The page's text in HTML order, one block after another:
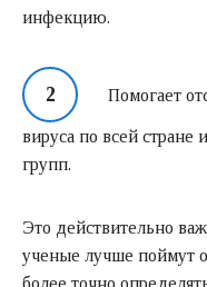
инфекцию.
Помогает
вируса по всей стране
групп.
Это действительно
ученые лучше поймут
более точно